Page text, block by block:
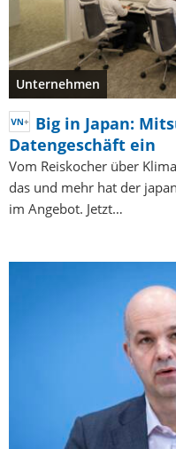
Unternehmen
Big in Japan:
Datengeschäft ein
Vom Reiskocher über
das und mehr hat der
im Angebot. Jetzt…